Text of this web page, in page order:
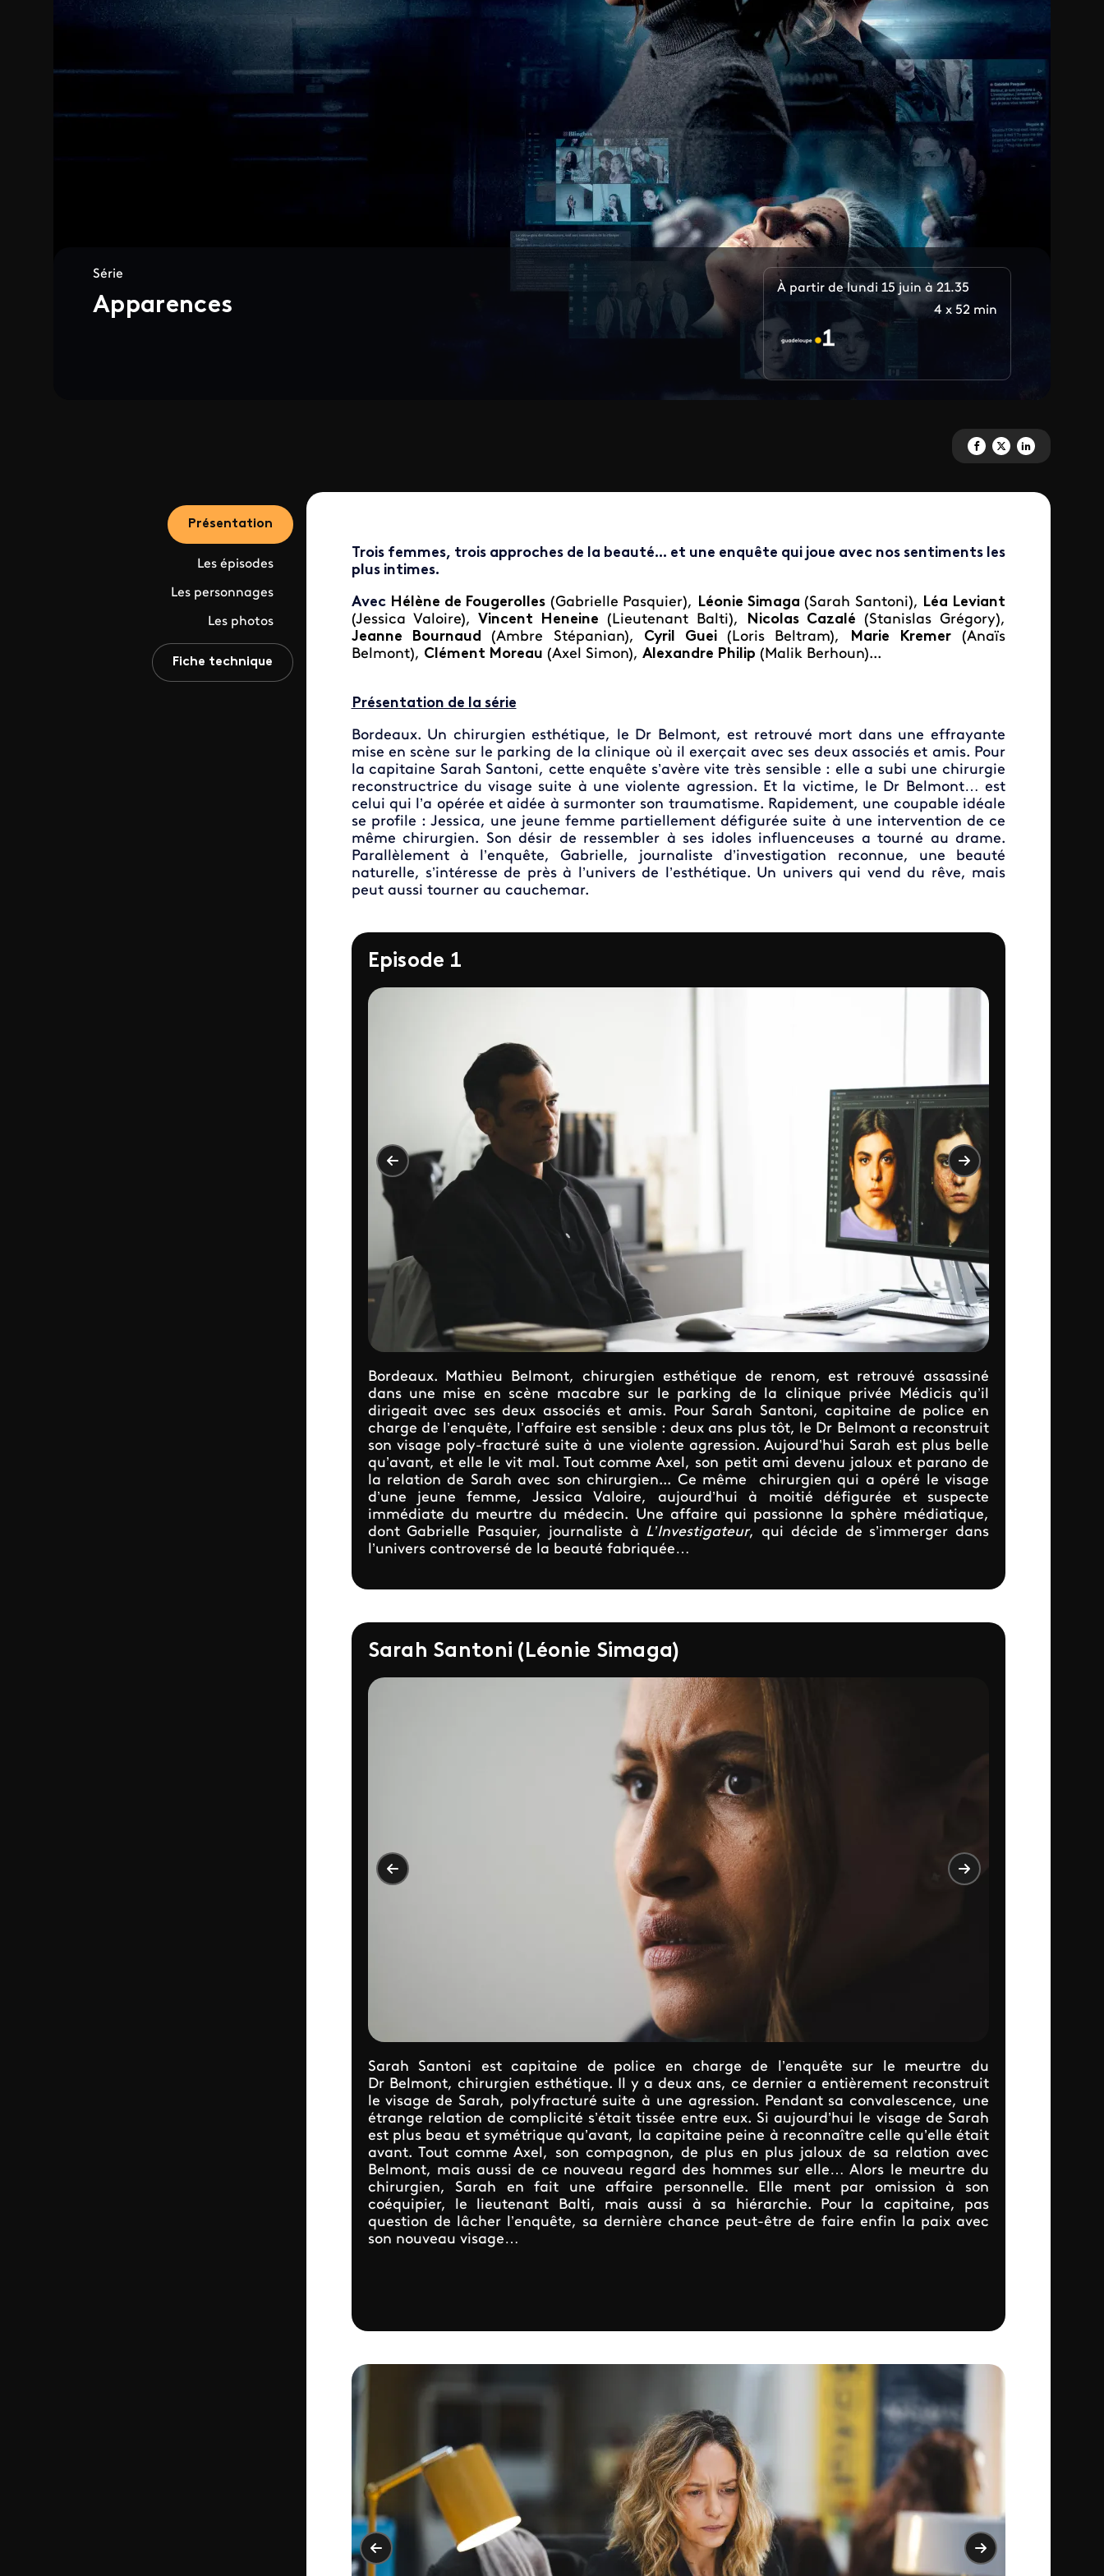
Série
Apparences
À partir de lundi 15 juin à 21.35
4 x 52 min
Partagez 'Apparences' sur
Partagez 'Apparences'
Partagez
Présentation
Les épisodes
Les personnages
Les photos
Fiche technique
Trois femmes, trois approches de la beauté... et une enquête qui joue avec nos sentiments les
plus intimes.
Avec Hélène de Fougerolles (Gabrielle Pasquier), Léonie Simaga (Sarah Santoni), Léa Leviant
(Jessica Valoire), Vincent Heneine (Lieutenant Balti), Nicolas Cazalé (Stanislas Grégory),
Jeanne Bournaud(Ambre Stépanian), Cyril Guei (Loris Beltram), Marie Kremer (Anaïs
Belmont), Clément Moreau (Axel Simon), Alexandre Philip (Malik Berhoun)...
Présentation de la série
Bordeaux. Un chirurgien esthétique, le Dr Belmont, est retrouvé mort dans une effrayante
mise en scène sur le parking de la clinique où il exerçait avec ses deux associés et amis. Pour
la capitaine Sarah Santoni, cette enquête s’avère vite très sensible : elle a subi une chirurgie
reconstructrice du visage suite à une violente agression. Et la victime, le Dr Belmont… est
celui qui l’a opérée et aidée à surmonter son traumatisme. Rapidement, une coupable idéale
se profile : Jessica, une jeune femme partiellement défigurée suite à une intervention de ce
même chirurgien. Son désir de ressembler à ses idoles influenceuses a tourné au drame.
Parallèlement à l’enquête, Gabrielle, journaliste d’investigation reconnue, une beauté
naturelle, s’intéresse de près à l’univers de l’esthétique. Un univers qui vend du rêve, mais
peut aussi tourner au cauchemar.
Episode 1
Bordeaux. Mathieu Belmont, chirurgien esthétique de renom, est retrouvé assassiné
dans une mise en scène macabre sur le parking de la clinique privée Médicis qu’il
dirigeait avec ses deux associés et amis. Pour Sarah Santoni, capitaine de police en
charge de l’enquête, l’affaire est sensible : deux ans plus tôt, le Dr Belmont a reconstruit
son visage poly-fracturé suite à une violente agression. Aujourd’hui Sarah est plus belle
qu’avant, et elle le vit mal. Tout comme Axel, son petit ami devenu jaloux et parano de
la relation de Sarah avec son chirurgien... Ce même chirurgien qui a opéré le visage
d’une jeune femme, Jessica Valoire, aujourd’hui à moitié défigurée et suspecte
immédiate du meurtre du médecin. Une affaire qui passionne la sphère médiatique,
dont Gabrielle Pasquier, journaliste à L’Investigateur, qui décide de s’immerger dans
l’univers controversé de la beauté fabriquée…
Sarah Santoni (Léonie Simaga)
Sarah Santoni est capitaine de police en charge de l’enquête sur le meurtre du
Dr Belmont, chirurgien esthétique. Il y a deux ans, ce dernier a entièrement reconstruit
le visage de Sarah, polyfracturé suite à une agression. Pendant sa convalescence, une
étrange relation de complicité s’était tissée entre eux. Si aujourd’hui le visage de Sarah
est plus beau et symétrique qu’avant, la capitaine peine à reconnaître celle qu’elle était
avant. Tout comme Axel, son compagnon, de plus en plus jaloux de sa relation avec
Belmont, mais aussi de ce nouveau regard des hommes sur elle… Alors le meurtre du
chirurgien, Sarah en fait une affaire personnelle. Elle ment par omission à son
coéquipier, le lieutenant Balti, mais aussi à sa hiérarchie. Pour la capitaine, pas
question de lâcher l’enquête, sa dernière chance peut-être de faire enfin la paix avec
son nouveau visage…